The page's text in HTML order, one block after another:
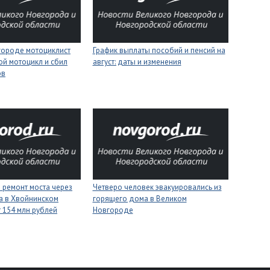
мотоциклист
мотоцикл и сбил
График выплаты пособий и пенсий на
август: даты и изменения
моста через
в Хвойнинском
154 млн рублей
Четверо человек эвакуировались из
горящего дома в Великом
Новгороде